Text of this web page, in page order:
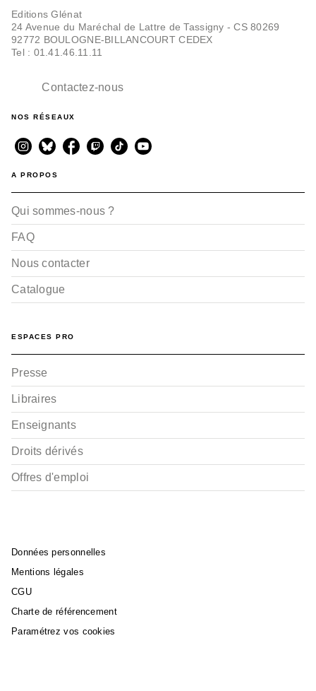
Editions Glénat
24 Avenue du Maréchal de Lattre de Tassigny - CS 80269
92772 BOULOGNE-BILLANCOURT CEDEX
Tel : 01.41.46.11.11
Contactez-nous
NOS RÉSEAUX
A PROPOS
Qui sommes-nous ?
FAQ
Nous contacter
Catalogue
ESPACES PRO
Presse
Libraires
Enseignants
Droits dérivés
Offres d'emploi
Données personnelles
Mentions légales
CGU
Charte de référencement
Paramétrez vos cookies